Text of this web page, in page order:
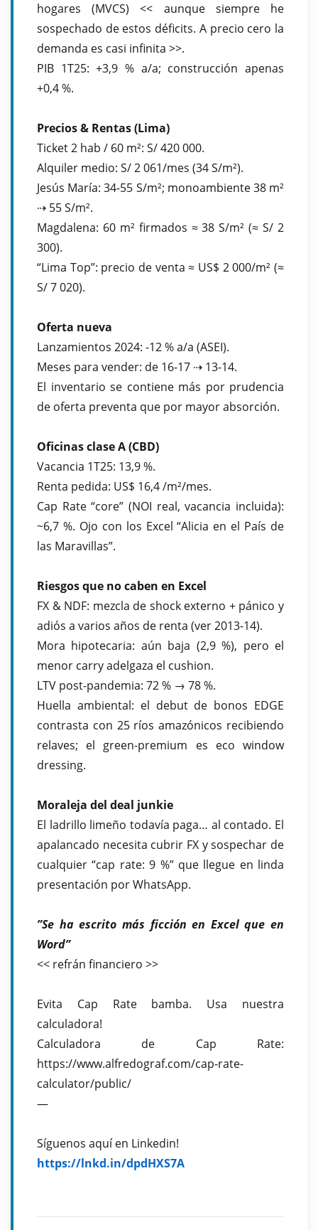
hogares (MVCS) << aunque siempre he
sospechado de estos déficits. A precio cero la
demanda es casi infinita >>.
PIB 1T25: +3,9 % a/a; construcción apenas
+0,4 %.
Precios & Rentas (Lima)
Ticket 2 hab / 60 m²: S/ 420 000.
Alquiler medio: S/ 2 061/mes (34 S/m²).
Jesús María: 34-55 S/m²; monoambiente 38 m²
⇢ 55 S/m².
Magdalena: 60 m² firmados ≈ 38 S/m² (≈ S/ 2
300).
“Lima Top”: precio de venta ≈ US$ 2 000/m² (≈
S/ 7 020).
Oferta nueva
Lanzamientos 2024: -12 % a/a (ASEI).
Meses para vender: de 16-17 ⇢ 13-14.
El inventario se contiene más por prudencia
de oferta preventa que por mayor absorción.
Oficinas clase A (CBD)
Vacancia 1T25: 13,9 %.
Renta pedida: US$ 16,4 /m²/mes.
Cap Rate “core” (NOI real, vacancia incluida):
~6,7 %. Ojo con los Excel “Alicia en el País de
las Maravillas”.
Riesgos que no caben en Excel
FX & NDF: mezcla de shock externo + pánico y
adiós a varios años de renta (ver 2013-14).
Mora hipotecaria: aún baja (2,9 %), pero el
menor carry adelgaza el cushion.
LTV post-pandemia: 72 % → 78 %.
Huella ambiental: el debut de bonos EDGE
contrasta con 25 ríos amazónicos recibiendo
relaves; el green-premium es eco window
dressing.
Moraleja del deal junkie
El ladrillo limeño todavía paga… al contado. El
apalancado necesita cubrir FX y sospechar de
cualquier “cap rate: 9 %” que llegue en linda
presentación por WhatsApp.
”Se ha escrito más ficción en Excel que en
Word”
<< refrán financiero >>
Evita Cap Rate bamba. Usa nuestra
calculadora!
Calculadora de Cap Rate:
https://www.alfredograf.com/cap-rate-
calculator/public/
—
Síguenos aquí en Linkedin!
https://lnkd.in/dpdHXS7A